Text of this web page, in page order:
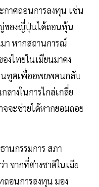
าศถอนการลงทุน เช่น
ของญี่ปุ่นได้ถอนหุ้น
า หากสถานการณ์
งไทยในเมียนมาคง
นทูตเพื่ออพยพคนกลับ
างในการไกล่เกลี่ย
จจะช่วยได้หากยอมถอย
นกรรมการ สภา
จากที่ต่างชาติในเมีย
อนการลงทุน มอง